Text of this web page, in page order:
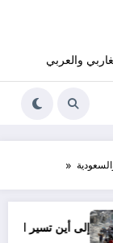
والعربي
تسير الأمور في قطاع